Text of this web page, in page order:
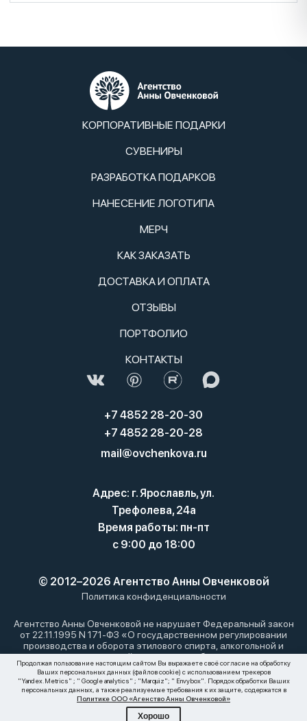
КОРПОРАТИВНЫЕ ПОДАРКИ
СУВЕНИРЫ
РАЗРАБОТКА ПОДАРКОВ
НАНЕСЕНИЕ ЛОГОТИПА
МЕРЧ
КАК ЗАКАЗАТЬ
ДОСТАВКА И ОПЛАТА
ОТЗЫВЫ
ПОРТФОЛИО
КОНТАКТЫ
+7 4852 28-20-30
+7 4852 28-20-28
mail@ovchenkova.ru
Адрес: г. Ярославль, ул.
Трефолева, 24а
Время работы: пн-пт
с 9:00 до 18:00
Политика конфиденциальности
© 2012–2026 Агентство Анны Овченковой
Агентство Анны Овченковой не нарушает Федеральный закон
от 22.11.1995 N 171-ФЗ «О государственном регулировании
производства и оборота этилового спирта, алкогольной и
спиртосодержащей продукции и об ограничении
потребления (распития) алкогольной продукции»: мы не
осуществляем дистанционную торговлю алкоголем. Все
материалы, размещенные на этом сайте, носят
информационный характер и не являются публичной офертой.
Продолжая пользование настоящим сайтом Вы выражаете своё согласие на обработку
Ваших персональных данных (файлов cookie) с использованием трекеров
"Yandex.Metrics" ; " Google analytics" ; "Marquiz"; " Envybox". Порядок обработки Ваших
персональных данных, а также реализуемые требования к их защите, содержатся в
Политике ООО «Агенство Анны Овченковой»
Хорошо